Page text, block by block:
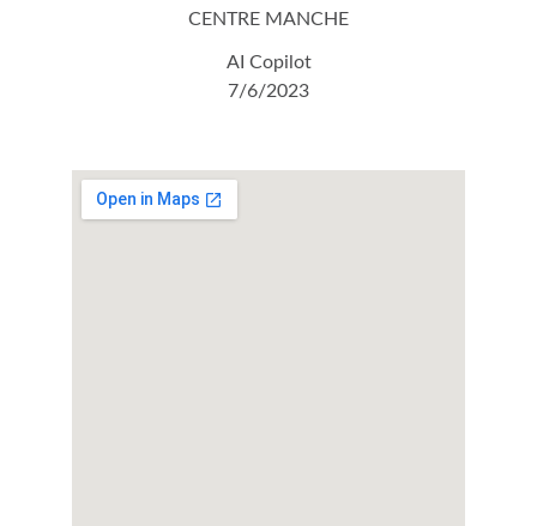
CENTRE MANCHE
AI Copilot
7/6/2023